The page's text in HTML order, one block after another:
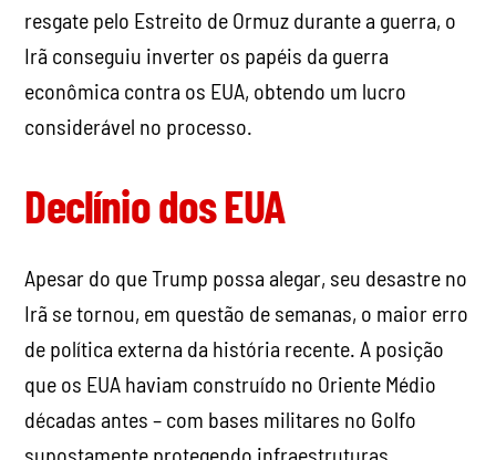
resgate pelo Estreito de Ormuz durante a guerra, o
Irã conseguiu inverter os papéis da guerra
econômica contra os EUA, obtendo um lucro
considerável no processo.
Declínio dos EUA
Apesar do que Trump possa alegar, seu desastre no
Irã se tornou, em questão de semanas, o maior erro
de política externa da história recente. A posição
que os EUA haviam construído no Oriente Médio
décadas antes – com bases militares no Golfo
supostamente protegendo infraestruturas